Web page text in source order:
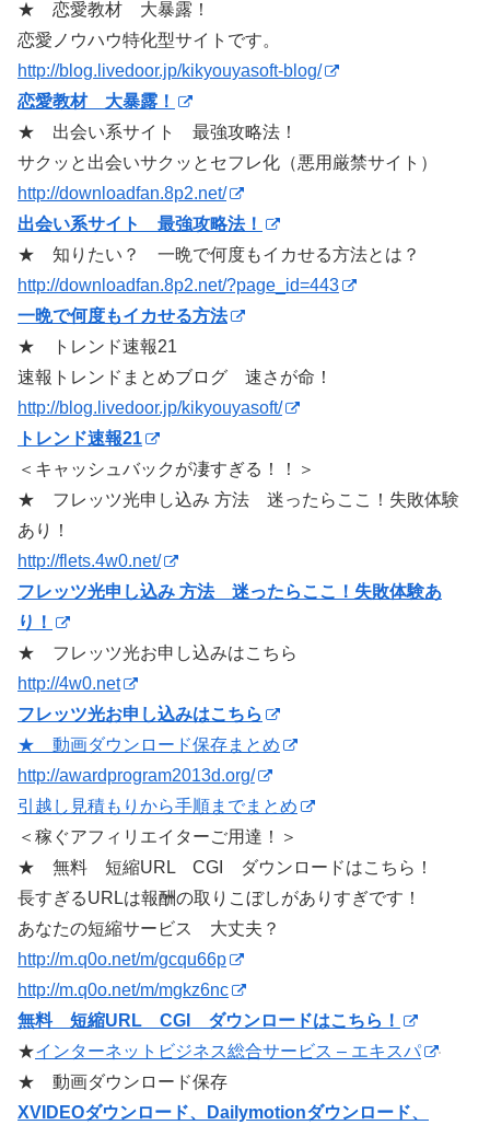
★ 恋愛教材 大暴露！
恋愛ノウハウ特化型サイトです。
http://blog.livedoor.jp/kikyouyasoft-blog/
恋愛教材 大暴露！
★ 出会い系サイト 最強攻略法！
サクッと出会いサクッとセフレ化（悪用厳禁サイト）
http://downloadfan.8p2.net/
出会い系サイト 最強攻略法！
★ 知りたい？ 一晩で何度もイカせる方法とは？
http://downloadfan.8p2.net/?page_id=443
一晩で何度もイカせる方法
★ トレンド速報21
速報トレンドまとめブログ 速さが命！
http://blog.livedoor.jp/kikyouyasoft/
トレンド速報21
＜キャッシュバックが凄すぎる！！＞
★ フレッツ光申し込み 方法 迷ったらここ！失敗体験
あり！
http://flets.4w0.net/
フレッツ光申し込み 方法 迷ったらここ！失敗体験あ
り！
★ フレッツ光お申し込みはこちら
http://4w0.net
フレッツ光お申し込みはこちら
★ 動画ダウンロード保存まとめ
http://awardprogram2013d.org/
引越し見積もりから手順までまとめ
＜稼ぐアフィリエイターご用達！＞
★ 無料 短縮URL CGI ダウンロードはこちら！
長すぎるURLは報酬の取りこぼしがありすぎです！
あなたの短縮サービス 大丈夫？
http://m.q0o.net/m/gcqu66p
http://m.q0o.net/m/mgkz6nc
無料 短縮URL CGI ダウンロードはこちら！
★インターネットビジネス総合サービス – エキスパ
★ 動画ダウンロード保存
XVIDEOダウンロード、Dailymotionダウンロード、